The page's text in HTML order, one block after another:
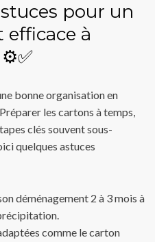
pour un
à
bonne organisation en
les cartons à temps,
clés souvent sous-
quelques astuces
déménagement 2 à 3 mois à
comme le carton